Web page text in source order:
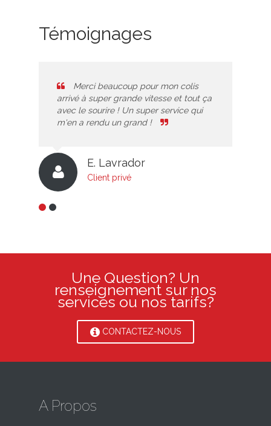
Témoignages
Merci beaucoup pour mon colis
arrivé à super grande vitesse et tout ça
avec le sourire ! Un super service qui
m'en a rendu un grand !
E. Lavrador
Client privé
Une Question? Un
renseignement sur nos
services ou nos tarifs?
CONTACTEZ-NOUS
A Propos